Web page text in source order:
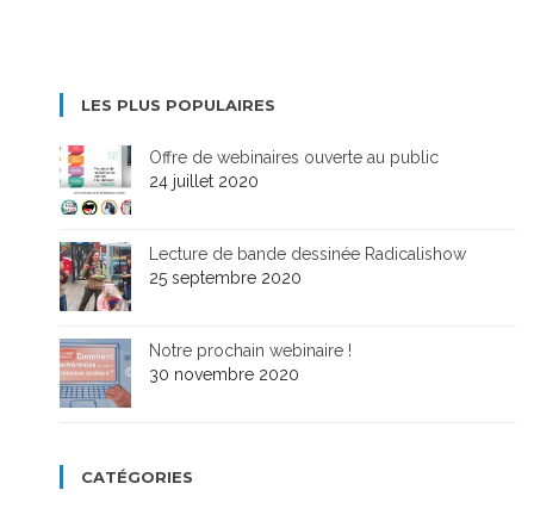
LES PLUS POPULAIRES
Offre de webinaires ouverte au public
24 juillet 2020
Lecture de bande dessinée Radicalishow
25 septembre 2020
Notre prochain webinaire !
30 novembre 2020
CATÉGORIES